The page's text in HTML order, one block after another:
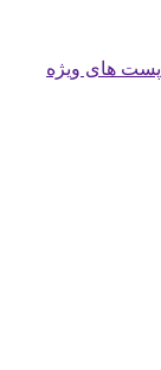
پست های ویژه